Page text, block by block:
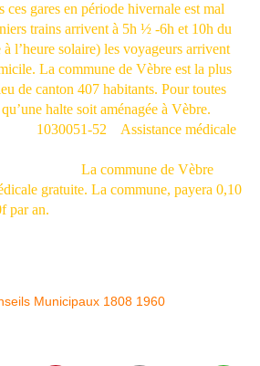
ces gares en période hivernale est mal
trains arrivent à 5h ½ -6h et 10h du
l’heure solaire) les voyageurs arrivent
La commune de Vèbre est la plus
de canton 407 habitants. Pour toutes
halte soit aménagée à Vèbre.
1030051-52
Assistance médicale
La commune de Vèbre
gratuite. La commune, payera 0,10
par an.
Municipaux 1808 1960